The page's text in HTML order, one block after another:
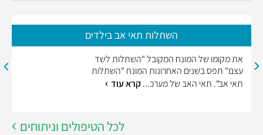
השתלות תאי אב בילדים
את מקומו של המונח המקובל "השתלות לשד
עצם" תפס בשנים האחרונות המונח "השתלות
תאי אב". תאי האב של מערכ...קרא עוד
לכל הטיפולים וניתוחים